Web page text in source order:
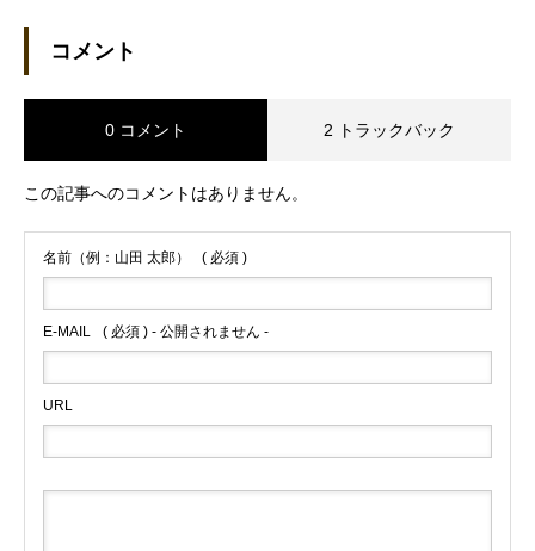
コメント
0 コメント 2 トラックバック
この記事へのコメントはありません。
名前（例：山田 太郎） ( 必須 )
E-MAIL ( 必須 ) - 公開されません -
URL